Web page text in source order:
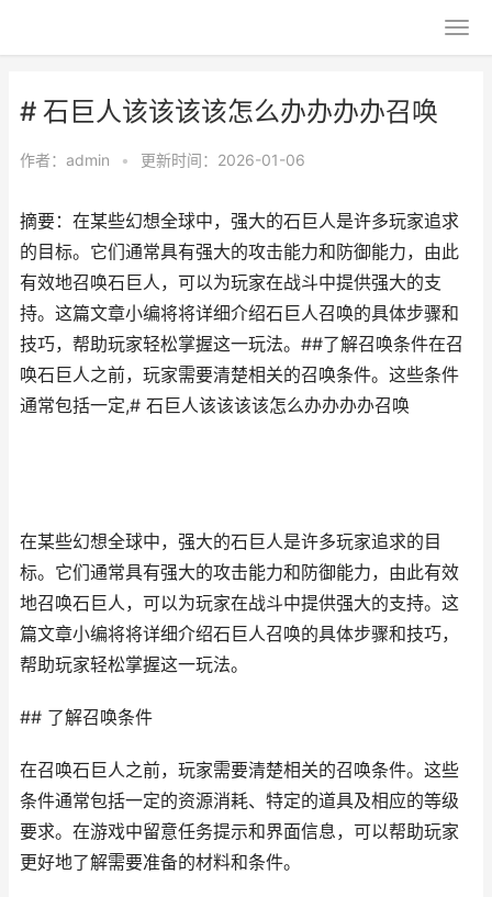
# 石巨人该该该该怎么办办办办召唤
作者： admin • 更新时间：2026-01-06
摘要：在某些幻想全球中，强大的石巨人是许多玩家追求
的目标。它们通常具有强大的攻击能力和防御能力，由此
有效地召唤石巨人，可以为玩家在战斗中提供强大的支
持。这篇文章小编将将详细介绍石巨人召唤的具体步骤和
技巧，帮助玩家轻松掌握这一玩法。##了解召唤条件在召
唤石巨人之前，玩家需要清楚相关的召唤条件。这些条件
通常包括一定,# 石巨人该该该该怎么办办办办召唤
在某些幻想全球中，强大的石巨人是许多玩家追求的目
标。它们通常具有强大的攻击能力和防御能力，由此有效
地召唤石巨人，可以为玩家在战斗中提供强大的支持。这
篇文章小编将将详细介绍石巨人召唤的具体步骤和技巧，
帮助玩家轻松掌握这一玩法。
## 了解召唤条件
在召唤石巨人之前，玩家需要清楚相关的召唤条件。这些
条件通常包括一定的资源消耗、特定的道具及相应的等级
要求。在游戏中留意任务提示和界面信息，可以帮助玩家
更好地了解需要准备的材料和条件。